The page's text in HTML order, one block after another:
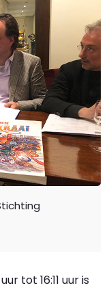
tot 16:11 uur is